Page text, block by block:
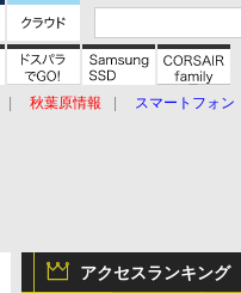
秋葉原情報
スマートフォン
アクセスランキング